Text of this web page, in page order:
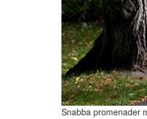
Snabba promenader